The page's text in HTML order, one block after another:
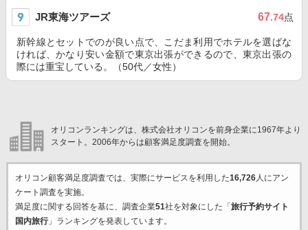
JR東海ツアーズ 67.74点
新幹線とセットでのが良い点で、こだま利用でホテルを選ばな
ければ、かなり安い金額で東京出張ができるので、東京出張の
際には重宝している。（50代／女性）
オリコンランキングは、株式会社オリコンを前身企業に1967年より
スタート。2006年からは顧客満足度調査を開始。
オリコン顧客満足度調査では、実際にサービスを利用した16,726人にアン
ケート調査を実施。
満足度に関する回答を基に、調査企業51社を対象にした「 旅行予約サイト
国内旅行」ランキングを発表しています。